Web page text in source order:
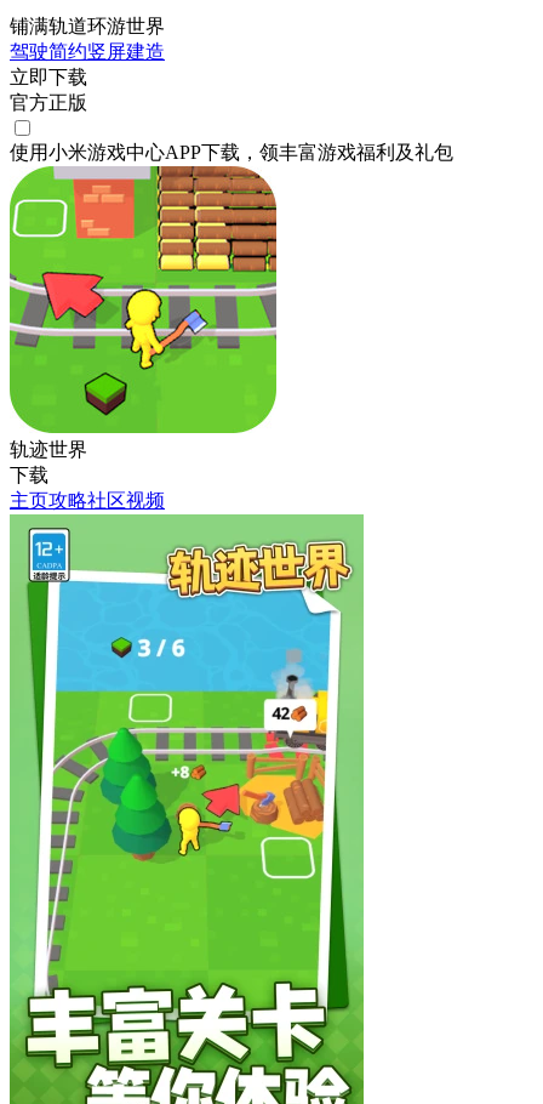
铺满轨道环游世界
驾驶简约竖屏建造
立即下载
官方正版
使用小米游戏中心APP下载 ，领丰富游戏福利 及礼包
轨迹世界
下载
主页攻略社区视频